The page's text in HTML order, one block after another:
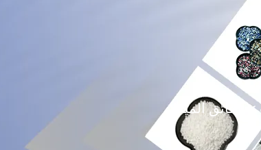
> رقائق الميكا